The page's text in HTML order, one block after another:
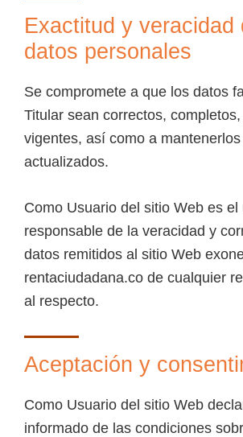
Exactitud y veracidad
datos personales
Se compromete a que los datos
Titular sean correctos,
vigentes, así como a
actualizados.
Como Usuario del sitio Web es el
responsable de la veracidad y
datos remitidos al sitio Web
rentaciudadana.co de cualquier
al respecto.
Aceptación y
Como Usuario del sitio Web
informado de las condiciones